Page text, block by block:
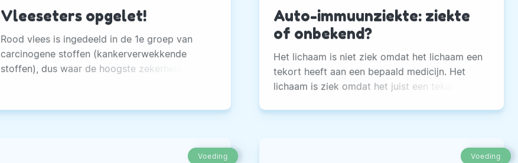
Vleeseters opgelet!
Rood vlees is ingedeeld in de 1e groep van
carcinogene stoffen (kankerverwekkende
stoffen), dus waar de hoogste zekerheid voor
Auto-immuunziekte: ziekte
of onbekend?
Het lichaam is niet ziek omdat het lichaam een
tekort heeft aan een bepaald medicijn. Het
lichaam is ziek omdat het juist een tekort heeft
Voeding Voeding